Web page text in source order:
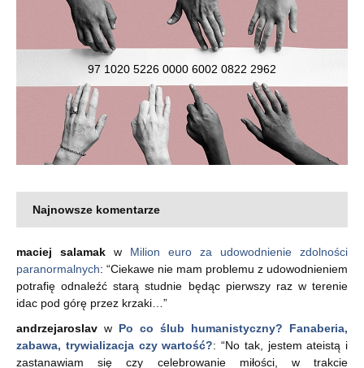
97 1020 5226 0000 6002 0822 2962
Najnowsze komentarze
maciej salamak w Milion euro za udowodnienie zdolności
paranormalnych: “Ciekawe nie mam problemu z udowodnieniem
potrafię odnaleźć starą studnie będąc pierwszy raz w terenie
idac pod górę przez krzaki… ”
andrzejaroslav w Po co ślub humanistyczny? Fanaberia,
zabawa, trywializacja czy wartość?: “No tak, jestem ateistą i
zastanawiam się czy celebrowanie miłości, w trakcie